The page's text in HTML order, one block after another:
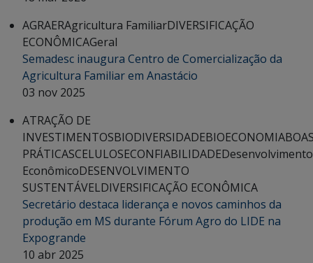
AGRAERAgricultura FamiliarDIVERSIFICAÇÃO
ECONÔMICAGeral
Semadesc inaugura Centro de Comercialização da
Agricultura Familiar em Anastácio
03 nov 2025
ATRAÇÃO DE
INVESTIMENTOSBIODIVERSIDADEBIOECONOMIA
PRÁTICASCELULOSECONFIABILIDADEDesenvolvimento
EconômicoDESENVOLVIMENTO
SUSTENTÁVELDIVERSIFICAÇÃO ECONÔMICA
Secretário destaca liderança e novos caminhos da
produção em MS durante Fórum Agro do LIDE na
Expogrande
10 abr 2025